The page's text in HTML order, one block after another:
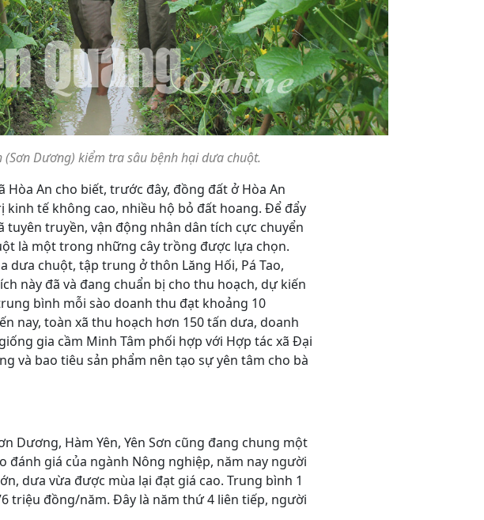
Dương) kiểm tra sâu bệnh hại dưa chuột.
Hòa An cho biết, trước đây, đồng đất ở Hòa An
tế không cao, nhiều hộ bỏ đất hoang. Để đẩy
truyền, vận động nhân dân tích cực chuyển
là một trong những cây trồng được lựa chọn.
dưa chuột, tập trung ở thôn Lăng Hối, Pá Tao,
này đã và đang chuẩn bị cho thu hoạch, dự kiến
bình mỗi sào doanh thu đạt khoảng 10
nay, toàn xã thu hoạch hơn 150 tấn dưa, doanh
gia cầm Minh Tâm phối hợp với Hợp tác xã Đại
và bao tiêu sản phẩm nên tạo sự yên tâm cho bà
Dương, Hàm Yên, Yên Sơn cũng đang chung một
đánh giá của ngành Nông nghiệp, năm nay người
dưa vừa được mùa lại đạt giá cao. Trung bình 1
triệu đồng/năm. Đây là năm thứ 4 liên tiếp, người